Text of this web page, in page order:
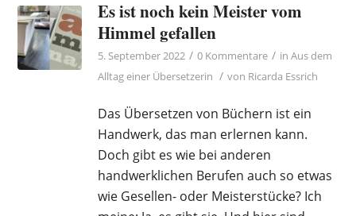
Es ist noch kein Meister vom
Himmel gefallen
5. September 2022 / 0 Kommentare / inAus dem
Alltag einer Übersetzerin / von Ricarda Essrich
Das Übersetzen von Büchern ist ein
Handwerk, das man erlernen kann.
Doch gibt es wie bei anderen
handwerklichen Berufen auch so etwas
wie Gesellen- oder Meisterstücke? Ich